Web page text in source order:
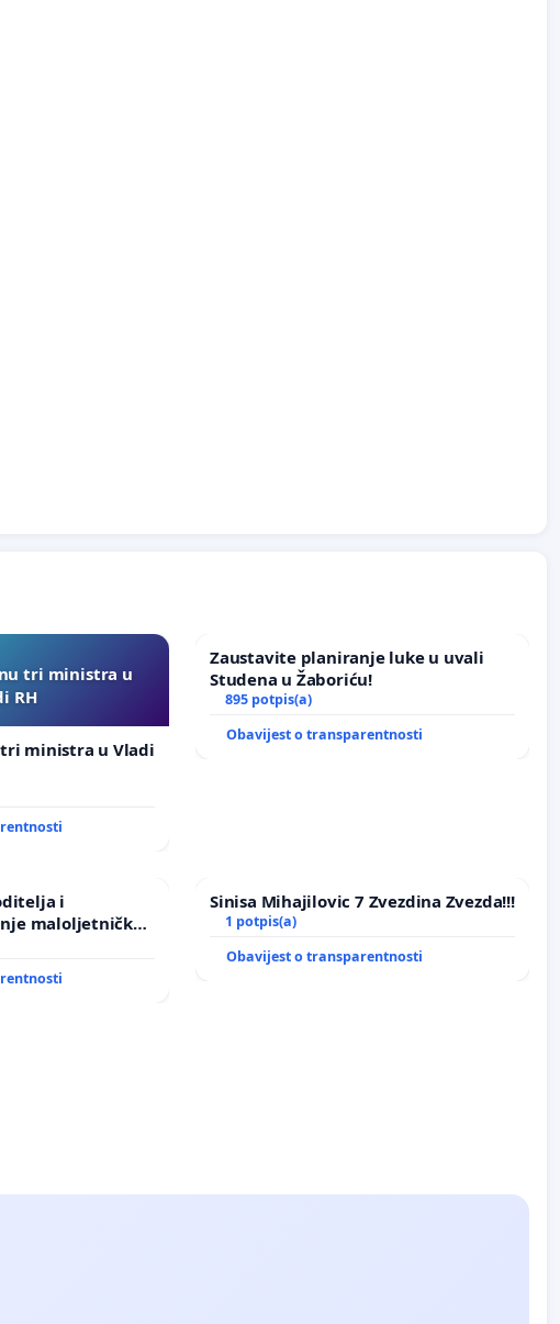
tri ministra u
RH
ministra u Vladi
Zaustavite planiranje luke u uvali
Studena u Žaboriću!
895 potpis(a)
Obavijest o transparentnosti
i
maloljetničkog
Sinisa Mihajilovic 7 Zvezdina Zvezda!!!
1 potpis(a)
Obavijest o transparentnosti